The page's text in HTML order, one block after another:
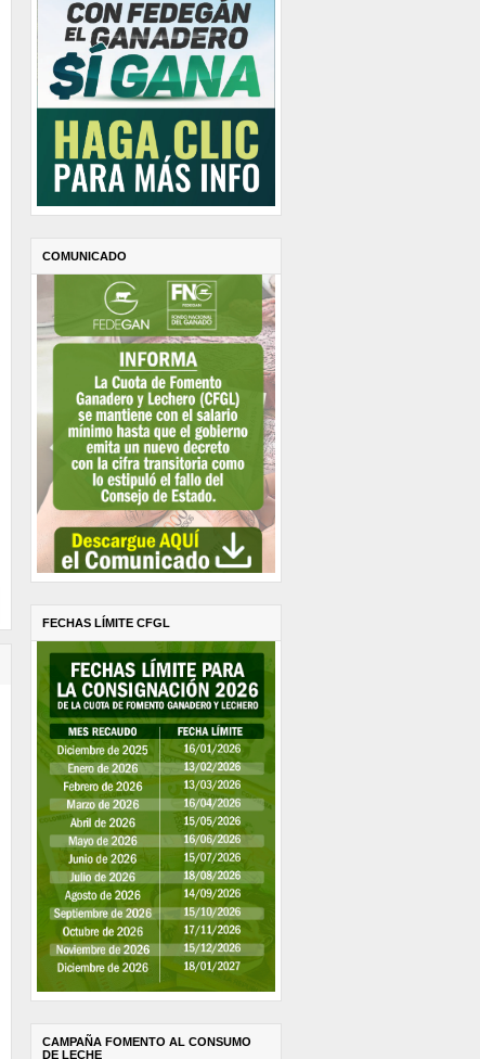
COMUNICADO
FECHAS LÍMITE CFGL
CAMPAÑA FOMENTO AL CONSUMO
DE LECHE